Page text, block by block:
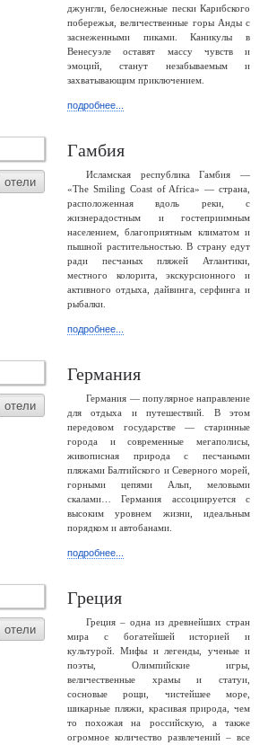
джунгли, белоснежные пески Карибского
побережья, величественные горы Анды с
заснеженными пиками. Каникулы в
Венесуэле оставят массу чувств и
эмоций, станут незабываемым и
захватывающим приключением.
подробнее...
отели
Гамбия
Исламская республика Гамбия —
«The Smiling Coast of Africa» — страна,
расположенная вдоль реки, с
жизнерадостным и гостеприимным
населением, благоприятным климатом и
пышной растительностью. В страну едут
ради песчаных пляжей Атлантики,
местного колорита, экскурсионного и
активного отдыха, дайвинга, серфинга и
рыбалки.
подробнее...
отели
Германия
Германия — популярное направление
для отдыха и путешествий. В этом
передовом государстве — старинные
города и современные мегаполисы,
живописная природа с песчаными
пляжами Балтийского и Северного морей,
горными цепями Альп, меловыми
скалами… Германия ассоциируется с
высоким уровнем жизни, идеальным
порядком и автобанами.
подробнее...
отели
Греция
Греция – одна из древнейших стран
мира с богатейшей историей и
культурой. Мифы и легенды, ученые и
поэты, Олимпийские игры,
величественные храмы и статуи,
сосновые рощи, чистейшее море,
шикарные пляжи, красивая природа, чем
то похожая на российскую, а также
огромное количество развлечений – все